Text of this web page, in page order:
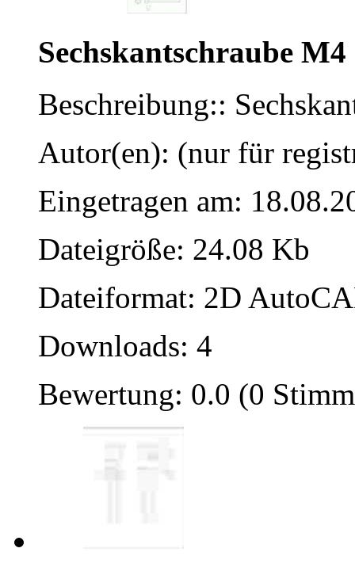
Sechskantschraube M4
Beschreibung::
Autor(en): (nur für
Eingetragen am:
Dateigröße: 24.08 Kb
Dateiformat: 2D
Downloads: 4
Bewertung: 0.0 (0